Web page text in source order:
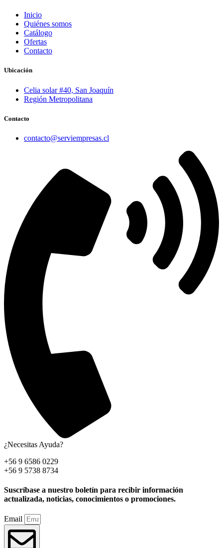
Inicio
Quiénes somos
Catálogo
Ofertas
Contacto
Ubicación
Celia solar #40, San Joaquín
Región Metropolitana
Contacto
contacto@serviempresas.cl
¿Necesitas Ayuda?
+56 9 6586 0229
+56 9 5738 8734
Suscríbase a nuestro boletín para recibir información
actualizada, noticias, conocimientos o promociones.
Email